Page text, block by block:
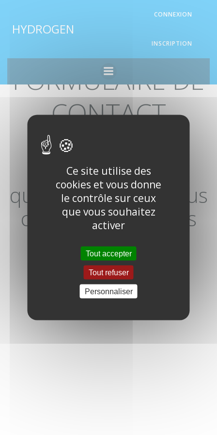
HYDROGEN
CONNEXION
INSCRIPTION
FORMULAIRE DE
CONTACT
Renseignez vos
coordonnées afin
qu’un spécialiste vous
contacte pour vous
donner plus de
précisions !
Ce site utilise des
cookies et vous donne
le contrôle sur ceux
que vous souhaitez
activer
Tout accepter
Tout refuser
Personnaliser